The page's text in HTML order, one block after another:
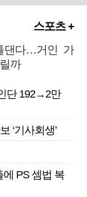
스포츠 +
댄다…거인 가
까
단 192→2만
‘기사회생’
PS 셈법 복